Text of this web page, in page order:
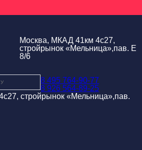
Москва, МКАД 41км 4с27,
стройрынок «Мельница»,пав. Е
8/6
8 495 764-90-77
8 926 564-89-25
стройрынок «Мельница»,пав.